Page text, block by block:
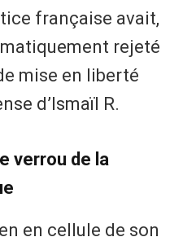
française avait,
rejeté
mise en liberté
d’Ismaïl R.
verrou de la
en cellule de son